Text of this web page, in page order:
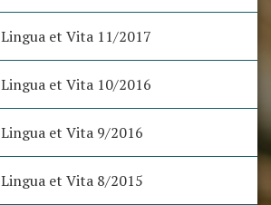
Lingua et Vita 11/2017
Lingua et Vita 10/2016
Lingua et Vita 9/2016
Lingua et Vita 8/2015